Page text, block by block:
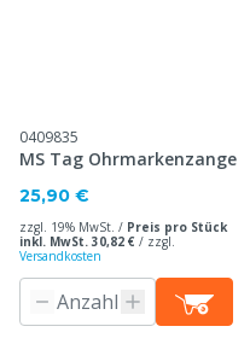
0409835
MS Tag Ohrmarkenzange
25,90 €
zzgl. 19% MwSt. / Preis pro Stück
inkl. MwSt. 30,82 € / zzgl.
Versandkosten